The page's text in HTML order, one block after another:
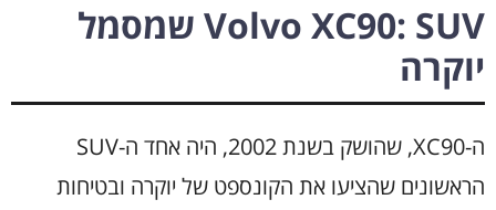
Volvo XC90: SUV שמסמל
יוקרה
ה-XC90, שהושק בשנת 2002, היה אחד ה-SUV
הראשונים שהציעו את הקונספט של יוקרה ובטיחות